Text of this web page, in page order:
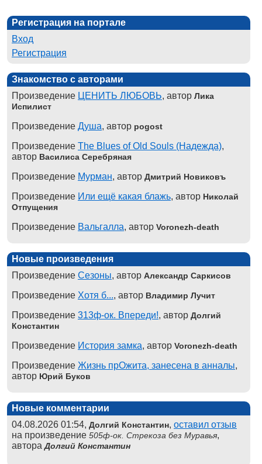
Регистрация на портале
Вход
Регистрация
Знакомство с авторами
Произведение ЦЕНИТЬ ЛЮБОВЬ, автор Лика
Испилист
Произведение Душа, автор pogost
Произведение The Blues of Old Souls (Надежда),
автор Василиса Серебряная
Произведение Мурман, автор Дмитрий Новиковъ
Произведение Или ещё какая блажь, автор Николай
Отпущения
Произведение Вальгалла, автор Voronezh-death
Новые произведения
Произведение Сезоны, автор Александр Саркисов
Произведение Хотя б..., автор Владимир Лучит
Произведение 313ф-ок. Впереди!, автор Долгий
Константин
Произведение История замка, автор Voronezh-death
Произведение Жизнь прОжита, занесена в анналы,
автор Юрий Буков
Новые комментарии
04.08.2026 01:54, Долгий Константин, оставил отзыв
на произведение 505ф-ок. Стрекоза без Муравья,
автораДолгий Константин